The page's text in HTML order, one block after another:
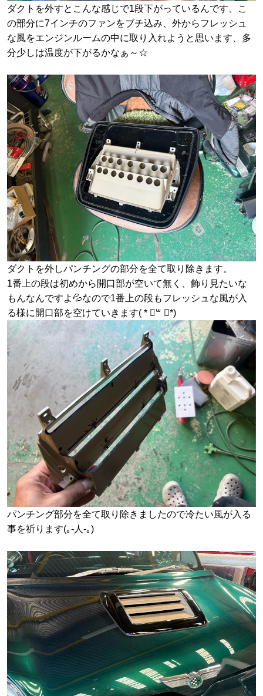
ダクトを外すとこんな感じで1段下がっているんです、こ
の部分に7インチのファンをブチ込み、外からフレッシュ
な風をエンジンルームの中に取り入れようと思います、多
分少しは温度が下がるかなぁ～☆
ダクトを外しパンチングの部分を全て取り除きます。
1番上の段は初めから開口部が空いて無く、飾り見たいな
もんなんですよ💦なので1番上の段もフレッシュな風が入
る様に開口部を空けていきます( * ॑꒳ ॑*)
パンチング部分を全て取り除きましたので冷たい風が入る
事を祈ります(｡-人-｡)